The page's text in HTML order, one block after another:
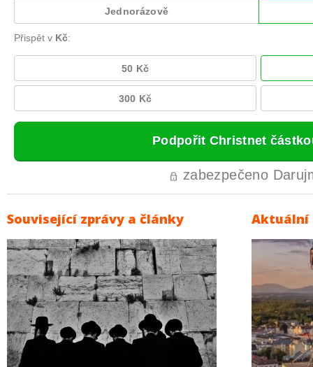
Související zprávy a články Aktuální